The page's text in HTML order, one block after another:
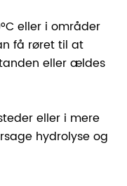
eller i områder
få røret til at
eller ældes
eller i mere
hydrolyse og